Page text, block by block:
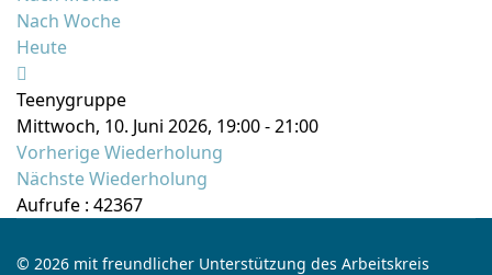
Nach Woche
Heute
Teenygruppe
Mittwoch, 10. Juni 2026, 19:00 - 21:00
Vorherige Wiederholung
Nächste Wiederholung
Aufrufe : 42367
© 2026 mit freundlicher Unterstützung des Arbeitskreis